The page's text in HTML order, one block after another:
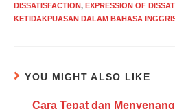
DISSATISFACTION, EXPRESSION OF
KETIDAKPUASAN DALAM BAHASA
YOU MIGHT ALSO LIKE
Cara Tepat dan